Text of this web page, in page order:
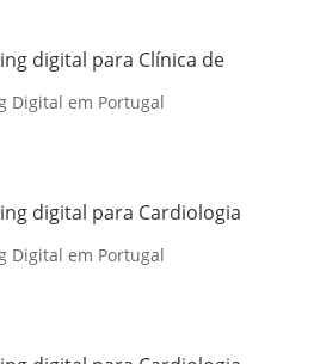
digital para Clínica de
Digital em Portugal
digital para Cardiologia
Digital em Portugal